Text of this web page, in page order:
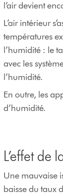
l’air devient
L’air intérieur
températures
l’humidité : le
avec les
l’humidité.
En outre, les
d’humidité.
L’effet de
Une mauvaise
baisse du taux